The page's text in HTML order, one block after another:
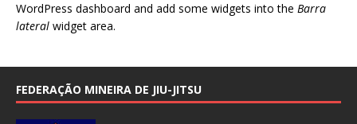
WordPress dashboard and add some widgets into the Barra
lateral widget area.
FEDERAÇÃO MINEIRA DE JIU-JITSU